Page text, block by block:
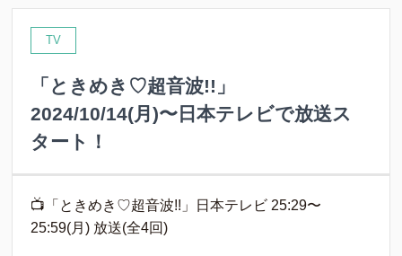
TV
「ときめき♡超音波!!」
2024/10/14(月)〜日本テレビで放送ス
タート！
📺「ときめき♡超音波!!」日本テレビ 25:29〜
25:59(月) 放送(全4回)